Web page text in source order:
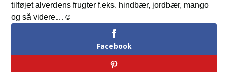
tilføjet alverdens frugter f.eks. hindbær, jordbær, mango
og så videre…☺️
Facebook